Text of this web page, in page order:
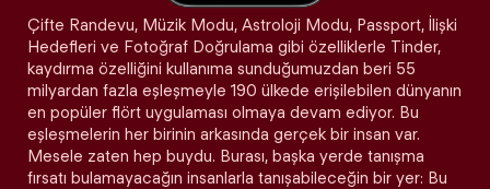
Çifte Randevu, Müzik Modu, Astroloji Modu, Passport, İlişki
Hedefleri ve Fotoğraf Doğrulama gibi özelliklerle Tinder,
kaydırma özelliğini kullanıma sunduğumuzdan beri 55
milyardan fazla eşleşmeyle 190 ülkede erişilebilen dünyanın
en popüler flört uygulaması olmaya devam ediyor. Bu
eşleşmelerin her birinin arkasında gerçek bir insan var.
Mesele zaten hep buydu. Burası, başka yerde tanışma
fırsatı bulamayacağın insanlarla tanışabileceğin bir yer: Bu